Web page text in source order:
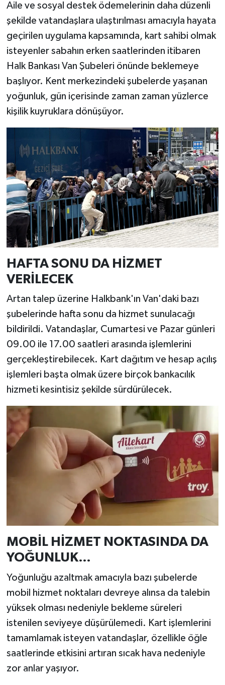
Aile ve sosyal destek ödemelerinin daha düzenli
şekilde vatandaşlara ulaştırılması amacıyla hayata
geçirilen uygulama kapsamında, kart sahibi olmak
isteyenler sabahın erken saatlerinden itibaren
Halk Bankası Van Şubeleri önünde beklemeye
başlıyor. Kent merkezindeki şubelerde yaşanan
yoğunluk, gün içerisinde zaman zaman yüzlerce
kişilik kuyruklara dönüşüyor.
HAFTA SONU DA HİZMET
VERİLECEK
Artan talep üzerine Halkbank'ın Van'daki bazı
şubelerinde hafta sonu da hizmet sunulacağı
bildirildi. Vatandaşlar, Cumartesi ve Pazar günleri
09.00 ile 17.00 saatleri arasında işlemlerini
gerçekleştirebilecek. Kart dağıtım ve hesap açılış
işlemleri başta olmak üzere birçok bankacılık
hizmeti kesintisiz şekilde sürdürülecek.
MOBİL HİZMET NOKTASINDA DA
YOĞUNLUK…
Yoğunluğu azaltmak amacıyla bazı şubelerde
mobil hizmet noktaları devreye alınsa da talebin
yüksek olması nedeniyle bekleme süreleri
istenilen seviyeye düşürülemedi. Kart işlemlerini
tamamlamak isteyen vatandaşlar, özellikle öğle
saatlerinde etkisini artıran sıcak hava nedeniyle
zor anlar yaşıyor.